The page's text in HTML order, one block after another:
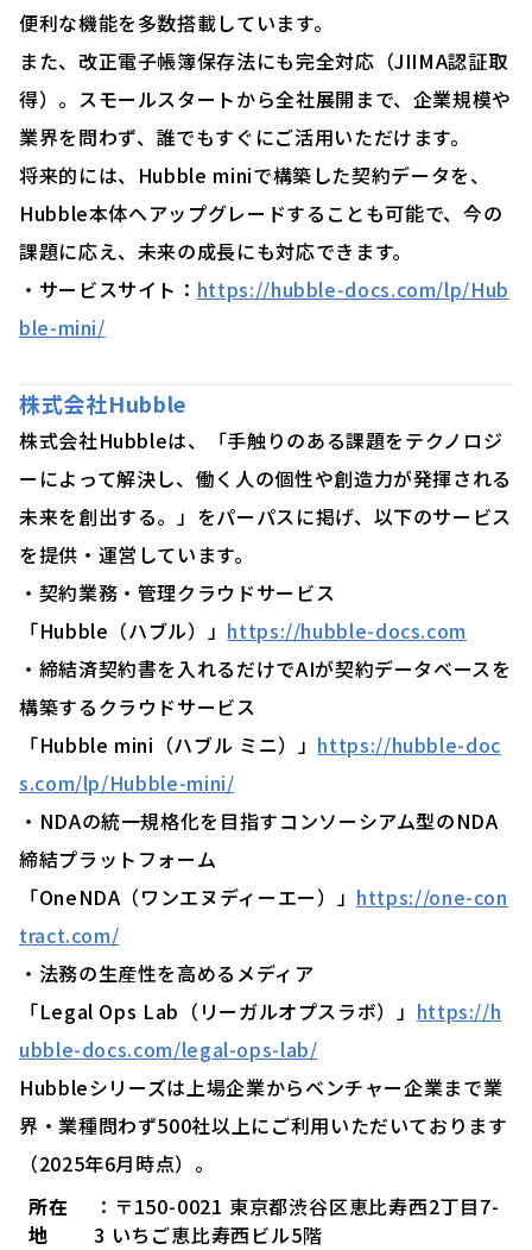
便利な機能を多数搭載しています。
また、改正電子帳簿保存法にも完全対応（JIIMA認証取
得）。スモールスタートから全社展開まで、企業規模や
業界を問わず、誰でもすぐにご活用いただけます。
将来的には、Hubble miniで構築した契約データを、
Hubble本体へアップグレードすることも可能で、今の
課題に応え、未来の成長にも対応できます。
・サービスサイト： https://hubble-docs.com/lp/Hub
ble-mini/
株式会社Hubble
株式会社Hubbleは、「手触りのある課題をテクノロジ
ーによって解決し、働く人の個性や創造力が発揮される
未来を創出する。」をパーパスに掲げ、以下のサービス
を提供・運営しています。
・契約業務・管理クラウドサービス
「Hubble（ハブル）」 https://hubble-docs.com
・締結済契約書を入れるだけでAIが契約データベースを
構築するクラウドサービス
「Hubble mini（ハブル ミニ）」 https://hubble-doc
s.com/lp/Hubble-mini/
・NDAの統一規格化を目指すコンソーシアム型のNDA
締結プラットフォーム
「OneNDA（ワンエヌディーエー）」 https://one-con
tract.com/
・法務の生産性を高めるメディア
「Legal Ops Lab（リーガルオプスラボ）」 https://h
ubble-docs.com/legal-ops-lab/
Hubbleシリーズは上場企業からベンチャー企業まで業
界・業種問わず500社以上にご利用いただいております
（2025年6月時点）。
所在
地
：〒150-0021 東京都渋谷区恵比寿西2丁目7-
3 いちご恵比寿西ビル5階